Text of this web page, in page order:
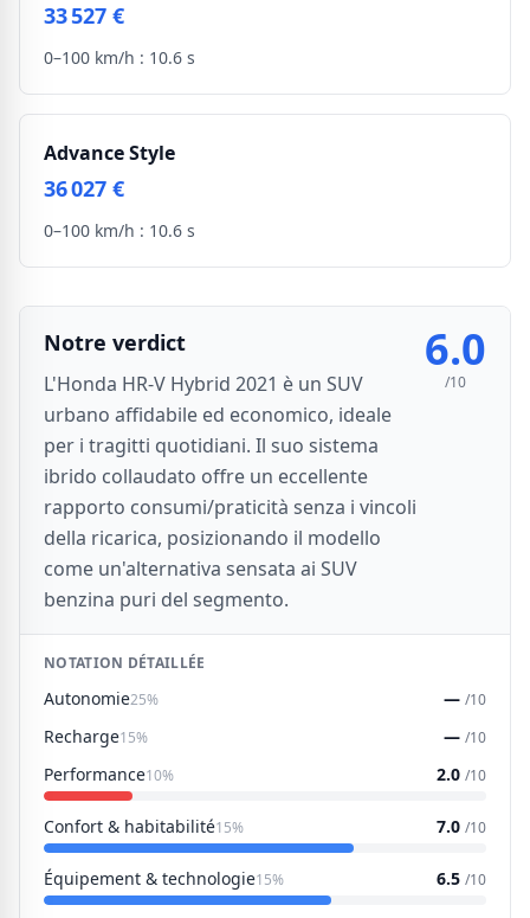
33 527 €
0–100 km/h : 10.6 s
Advance Style
36 027 €
0–100 km/h : 10.6 s
Notre verdict
L'Honda HR-V Hybrid 2021 è un SUV
urbano affidabile ed economico, ideale
per i tragitti quotidiani. Il suo sistema
ibrido collaudato offre un eccellente
rapporto consumi/praticità senza i vincoli
della ricarica, posizionando il modello
come un'alternativa sensata ai SUV
benzina puri del segmento.
6.0
/10
NOTATION DÉTAILLÉE
Autonomie25% — /10
Recharge15% — /10
Performance10% 2.0 /10
Confort & habitabilité15% 7.0 /10
Équipement & technologie15% 6.5 /10